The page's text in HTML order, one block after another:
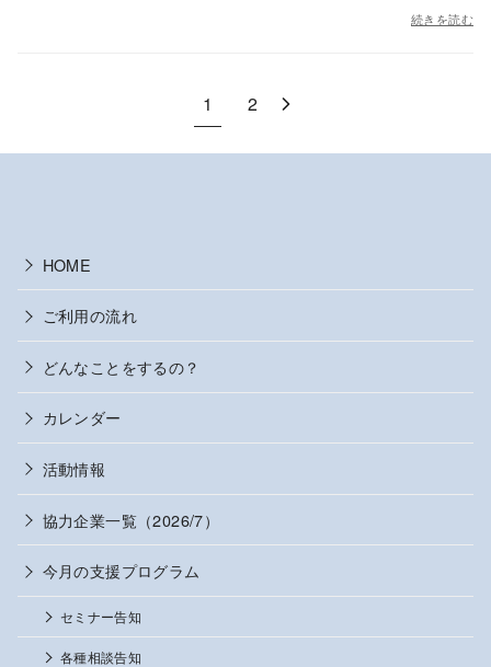
続きを読む
1 2
HOME
ご利用の流れ
どんなことをするの？
カレンダー
活動情報
協力企業一覧（2026/7）
今月の支援プログラム
セミナー告知
各種相談告知